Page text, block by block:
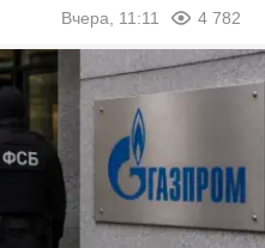
Вчера, 11:11 4 782